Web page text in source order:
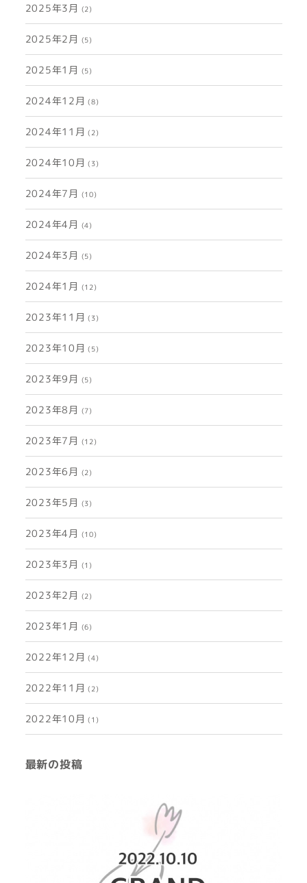
2025年3月 (2)
2025年2月 (5)
2025年1月 (5)
2024年12月 (8)
2024年11月 (2)
2024年10月 (3)
2024年7月 (10)
2024年4月 (4)
2024年3月 (5)
2024年1月 (12)
2023年11月 (3)
2023年10月 (5)
2023年9月 (5)
2023年8月 (7)
2023年7月 (12)
2023年6月 (2)
2023年5月 (3)
2023年4月 (10)
2023年3月 (1)
2023年2月 (2)
2023年1月 (6)
2022年12月 (4)
2022年11月 (2)
2022年10月 (1)
最新の投稿